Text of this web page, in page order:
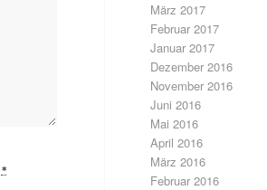
*
März 2017
Februar 2017
Januar 2017
Dezember 2016
November 2016
Juni 2016
Mai 2016
April 2016
März 2016
Februar 2016